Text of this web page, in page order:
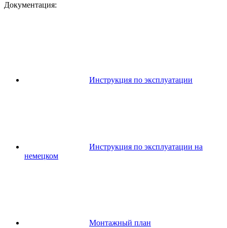
Документация:
Инструкция по эксплуатации
Инструкция по эксплуатации на
немецком
Монтажный план